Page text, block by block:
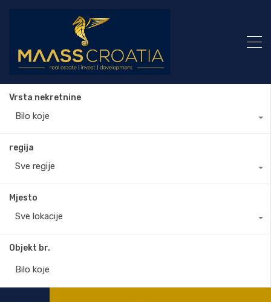
Vrsta nekretnine
Bilo koje
regija
Sve regije
Mjesto
Sve lokacije
Objekt br.